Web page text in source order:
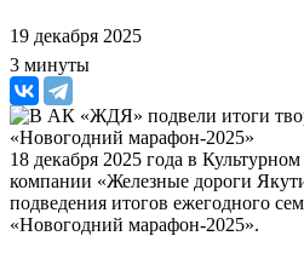
19 декабря 2025
3 минуты
18 декабря 2025 года в
компании «Железные дороги
подведения итогов ежегодного
«Новогодний марафон-2025».